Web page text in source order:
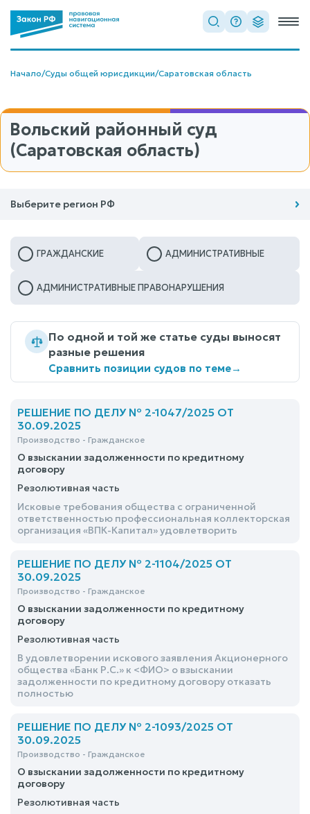
Начало/Суды общей юрисдикции/Саратовская область
Вольский районный суд
(Саратовская область)
Выберите регион РФ
ГРАЖДАНСКИЕ АДМИНИСТРАТИВНЫЕ
АДМИНИСТРАТИВНЫЕ ПРАВОНАРУШЕНИЯ
По одной и той же статье суды выносят
разные решения
Сравнить позиции судов по теме→
РЕШЕНИЕ ПО ДЕЛУ № 2-1047/2025 ОТ
30.09.2025
Производство - Гражданское
О взыскании задолженности по кредитному
договору
Резолютивная часть
Исковые требования общества с ограниченной
ответственностью профессиональная коллекторская
организация «ВПК-Капитал» удовлетворить
РЕШЕНИЕ ПО ДЕЛУ № 2-1104/2025 ОТ
30.09.2025
Производство - Гражданское
О взыскании задолженности по кредитному
договору
Резолютивная часть
В удовлетворении искового заявления Акционерного
общества «Банк Р.С.» к <ФИО> о взыскании
задолженности по кредитному договору отказать
полностью
РЕШЕНИЕ ПО ДЕЛУ № 2-1093/2025 ОТ
30.09.2025
Производство - Гражданское
О взыскании задолженности по кредитному
договору
Резолютивная часть